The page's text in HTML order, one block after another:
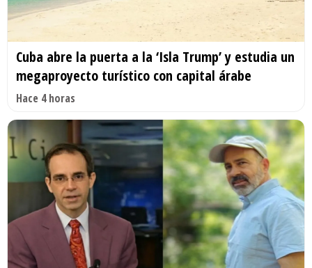
Cuba abre la puerta a la ‘Isla Trump’ y estudia un
megaproyecto turístico con capital árabe
Hace 4 horas